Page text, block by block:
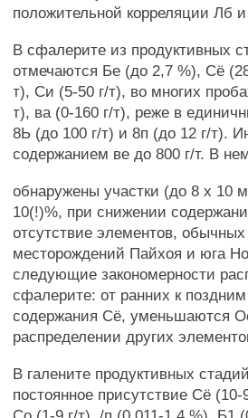
положительной корреляции Лб
В сфалерите из продуктивных
отмечаются Бе (до 2,7 %), Сё
т), Си (5-50 г/т), во многих
т), ва (0-160 г/т), реже в
8Ь (до 100 г/т) и 8п (до 12 г/т).
содержанием ве до 800 г/т. В
обнаружены участки (до 8 х 10
10(!)%, при снижении
отсутствие элементов,
месторождений Пайхоя и юга
следующие закономерности
сфалерите: от ранних к
содержания Сё, уменьшаются
распределении других
В галените продуктивных
постоянное присутствие Сё